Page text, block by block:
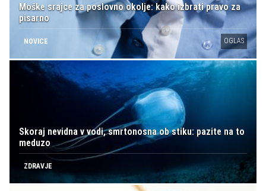
Moške srajce za poslovno okolje: kako izbrati pravo za
pisarno
NOVICE OGLAS
Skoraj nevidna v vodi, smrtonosna ob stiku: pazite na to
meduzo
ZDRAVJE